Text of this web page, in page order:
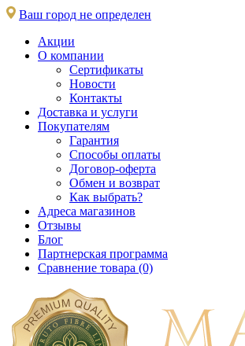
Ваш город не определен
Акции
О компании
Сертификаты
Новости
Контакты
Доставка и услуги
Покупателям
Гарантия
Способы оплаты
Договор-оферта
Обмен и возврат
Как выбрать?
Адреса магазинов
Отзывы
Блог
Партнерская программа
Сравнение товара (0)